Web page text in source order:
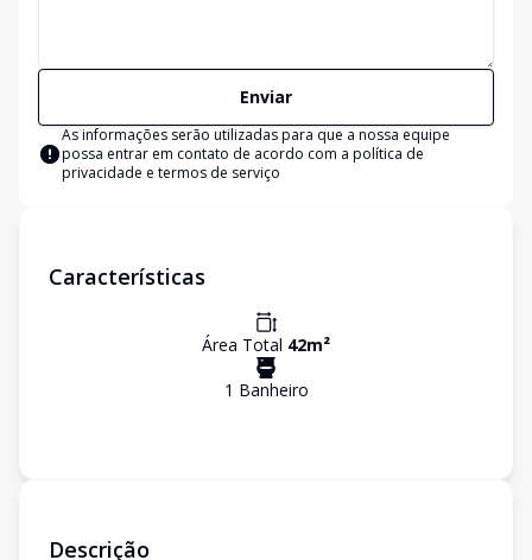
Enviar
As informações serão utilizadas para que a nossa equipe
possa entrar em contato de acordo com a política de
privacidade e termos de serviço
Características
Área Total 42m²
1 Banheiro
Descrição